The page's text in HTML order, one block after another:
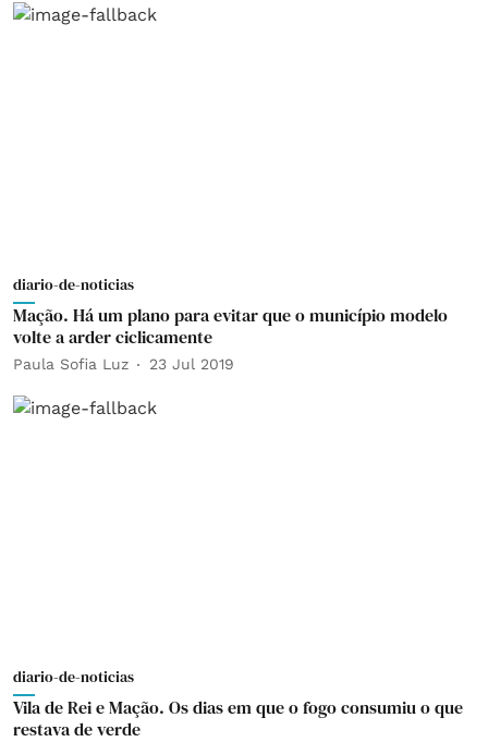
diario-de-noticias
Mação. Há um plano para evitar que o município modelo
volte a arder ciclicamente
Paula Sofia Luz 23 Jul 2019
diario-de-noticias
Vila de Rei e Mação. Os dias em que o fogo consumiu o que
restava de verde